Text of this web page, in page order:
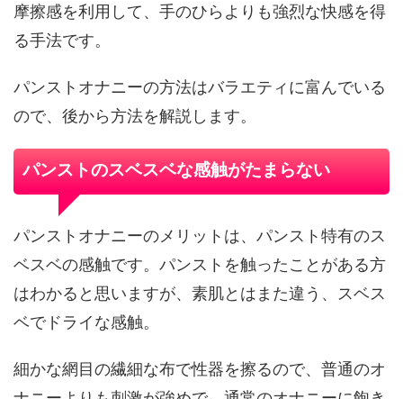
摩擦感を利用して、手のひらよりも強烈な快感を得
る手法です。
パンストオナニーの方法はバラエティに富んでいる
ので、後から方法を解説します。
パンストのスベスベな感触がたまらない
パンストオナニーのメリットは、パンスト特有のス
ベスベの感触です。パンストを触ったことがある方
はわかると思いますが、素肌とはまた違う、スベス
ベでドライな感触。
細かな網目の繊細な布で性器を擦るので、普通のオ